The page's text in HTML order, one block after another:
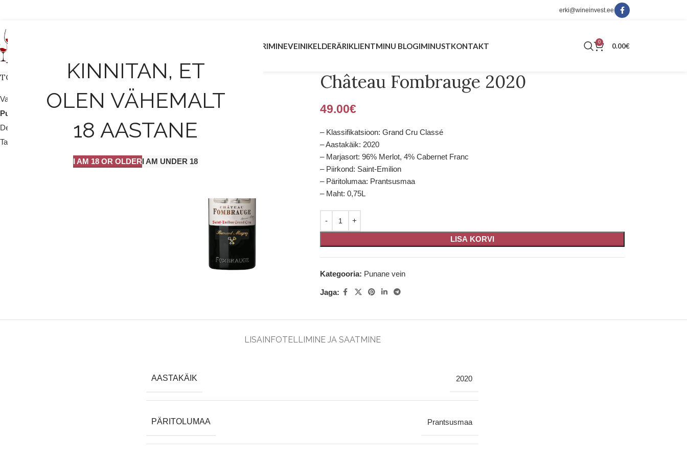
KINNITAN, ET
OLEN VÄHEMALT
18 AASTANE
I AM 18 OR OLDERI AM UNDER 18
erki@wineinvest.ee
INVESTEERIMINEVEINIKELDERÄRIKLIENTMINU BLOGIMINUSTKONTAKT 0 0.00€
TOOTEKATEGOORIAD
Valge vein / mull 25
Punane vein
Dessert vein 9
Tarvikud
Château Fombrauge 2020
49.00€
– Klassifikatsioon: Grand Cru Classé
– Aastakäik: 2020
– Marjasort: 96% Merlot, 4% Cabernet Franc
– Piirkond: Saint-Emilion
– Päritolumaa: Prantsusmaa
– Maht: 0,75L
LISA KORVI
Kategooria: Punane vein
Jaga:
LISAINFOTELLIMINE JA SAATMINE
AASTAKÄIK 2020
PÄRITOLUMAA Prantsusmaa